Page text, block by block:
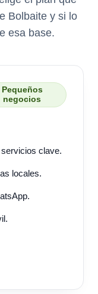
Bolbaite y si lo
esa base.
Pequeños
negocios
clave.
locales.